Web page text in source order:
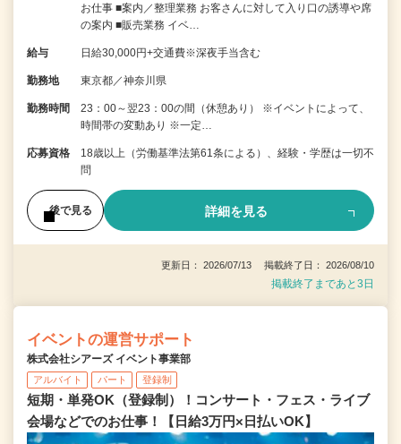
お仕事 ■案内／整理業務 お客さんに対して入り口の誘導や席
の案内 ■販売業務 イベ…
給与 日給30,000円+交通費※深夜手当含む
勤務地 東京都／神奈川県
勤務時間
23：00～翌23：00の間（休憩あり） ※イベントによって、
時間帯の変動あり ※一定…
応募資格
18歳以上（労働基準法第61条による）、経験・学歴は一切不
問
後で見る 詳細を見る
更新日： 2026/07/13 掲載終了日： 2026/08/10
掲載終了まであと3日
イベントの運営サポート
株式会社シアーズ イベント事業部
アルバイト パート 登録制
短期・単発OK（登録制）！コンサート・フェス・ライブ
会場などでのお仕事！【日給3万円×日払いOK】